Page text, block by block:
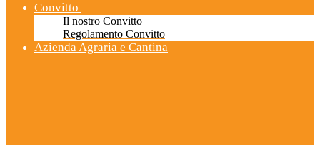
Convitto
Il nostro Convitto
Regolamento Convitto
Azienda Agraria e Cantina